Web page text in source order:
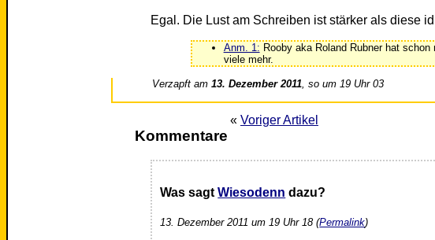
Egal. Die Lust am Schreiben ist stärker als diese
Anm. 1: Rooby aka Roland Rubner hat
viele mehr.
Verzapft am13. Dezember 2011 , so um 19 Uhr 03
« Voriger Artikel
Kommentare
Was sagtWiesodenn dazu?
13. Dezember 2011 um 19 Uhr 18 (Permalink)